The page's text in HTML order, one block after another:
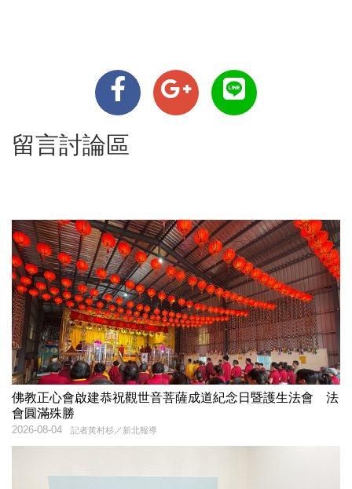
留言討論區
佛教正心會啟建恭祝觀世音菩薩成道紀念日暨護生法會 法
會圓滿殊勝
記者黃村杉／新北報導
2026-08-04